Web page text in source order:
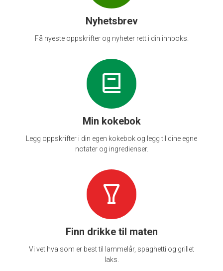
Nyhetsbrev
Få nyeste oppskrifter og nyheter rett i din innboks.
Min kokebok
Legg oppskrifter i din egen kokebok og legg til dine egne
notater og ingredienser.
Finn drikke til maten
Vi vet hva som er best til lammelår, spaghetti og grillet
laks.